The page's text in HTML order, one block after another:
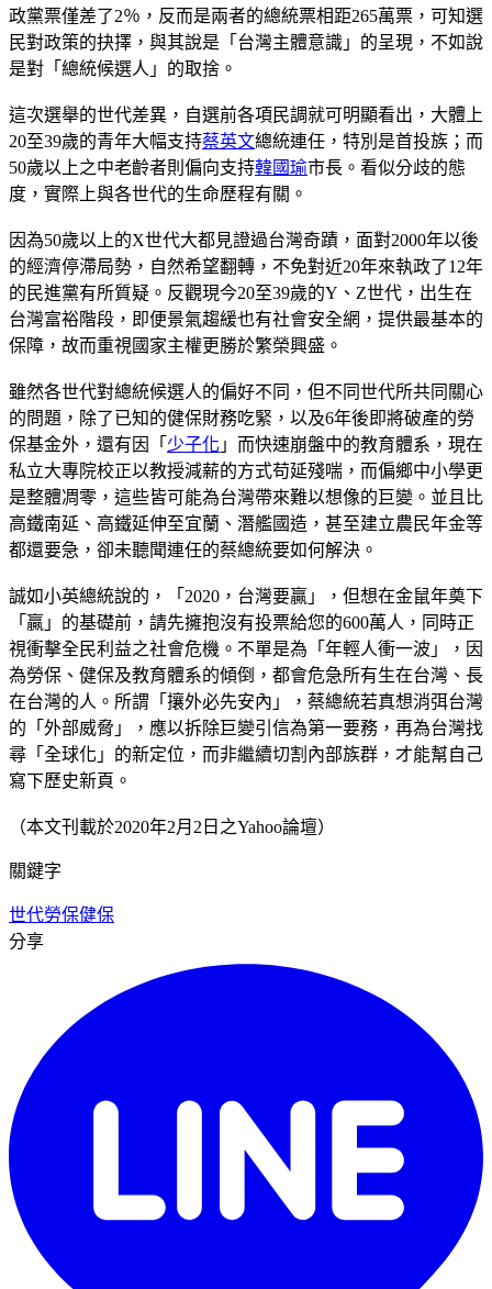
政黨票僅差了2％，反而是兩者的總統票相距265萬票，可知選
民對政策的抉擇，與其說是「台灣主體意識」的呈現，不如說
是對「總統候選人」的取捨。
這次選舉的世代差異，自選前各項民調就可明顯看出，大體上
20至39歲的青年大幅支持蔡英文總統連任，特別是首投族；而
50歲以上之中老齡者則偏向支持韓國瑜市長。看似分歧的態
度，實際上與各世代的生命歷程有關。
因為50歲以上的X世代大都見證過台灣奇蹟，面對2000年以後
的經濟停滯局勢，自然希望翻轉，不免對近20年來執政了12年
的民進黨有所質疑。反觀現今20至39歲的Y、Z世代，出生在
台灣富裕階段，即便景氣趨緩也有社會安全網，提供最基本的
保障，故而重視國家主權更勝於繁榮興盛。
雖然各世代對總統候選人的偏好不同，但不同世代所共同關心
的問題，除了已知的健保財務吃緊，以及6年後即將破產的勞
保基金外，還有因「 少子化 」而快速崩盤中的教育體系，現在
私立大專院校正以教授減薪的方式苟延殘喘，而偏鄉中小學更
是整體凋零，這些皆可能為台灣帶來難以想像的巨變。並且比
高鐵南延、高鐵延伸至宜蘭、潛艦國造，甚至建立農民年金等
都還要急，卻未聽聞連任的蔡總統要如何解決。
誠如小英總統說的，「2020，台灣要贏」，但想在金鼠年奠下
「贏」的基礎前，請先擁抱沒有投票給您的600萬人，同時正
視衝擊全民利益之社會危機。不單是為「年輕人衝一波」，因
為勞保、健保及教育體系的傾倒，都會危急所有生在台灣、長
在台灣的人。所謂「攘外必先安內」，蔡總統若真想消弭台灣
的「外部威脅」，應以拆除巨變引信為第一要務，再為台灣找
尋「全球化」的新定位，而非繼續切割內部族群，才能幫自己
寫下歷史新頁。
（本文刊載於2020年2月2日之Yahoo論壇）
關鍵字
世代勞保健保
分享